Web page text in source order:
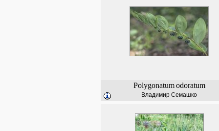
Polygonatum odoratum
Владимир Семашко